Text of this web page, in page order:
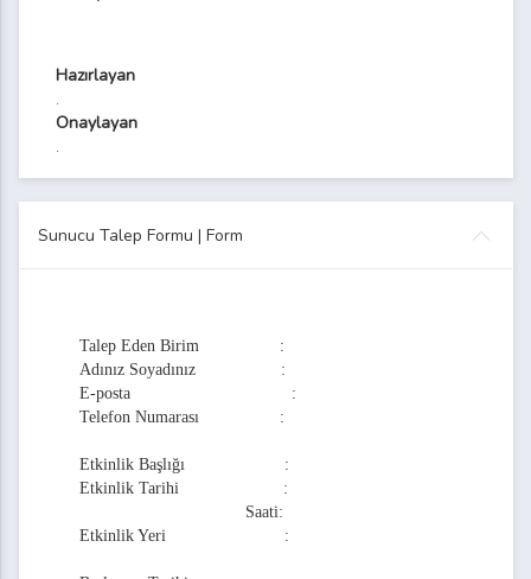
Formu
Formu
Hazırlayan
.
Onaylayan
.
Sunucu Talep Formu | Form
Talep Eden Birim :
Adınız Soyadınız :
E-posta :
Telefon Numarası :
Etkinlik Başlığı :
Etkinlik Tarihi :
Saati:
Etkinlik Yeri :